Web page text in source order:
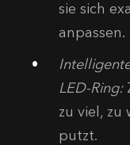
sie sich
anpassen.
LED‑Ring:
zu viel,
putzt.